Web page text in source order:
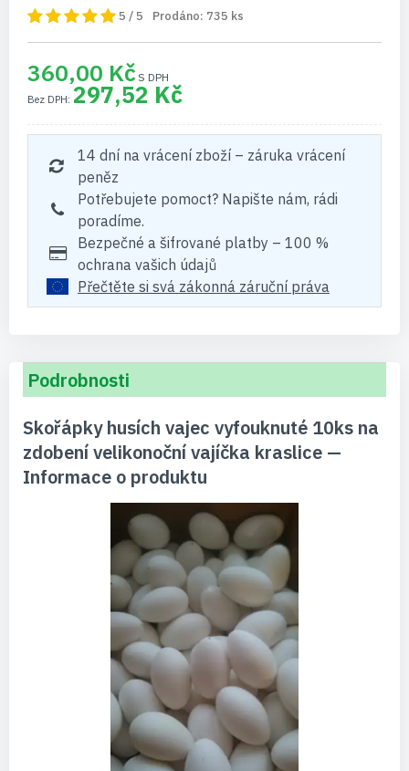
5 / 5 Prodáno: 735 ks
360,00 Kč
297,52 Kč
14 dní na vrácení zboží – záruka vrácení
peněz
Potřebujete pomoct? Napište nám, rádi
poradíme.
Bezpečné a šifrované platby – 100 %
ochrana vašich údajů
Přečtěte si svá zákonná záruční práva
Podrobnosti
Skořápky husích vajec vyfouknuté 10ks na
zdobení velikonoční vajíčka kraslice —
Informace o produktu